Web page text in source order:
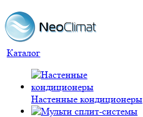
Каталог
Настенные кондиционеры